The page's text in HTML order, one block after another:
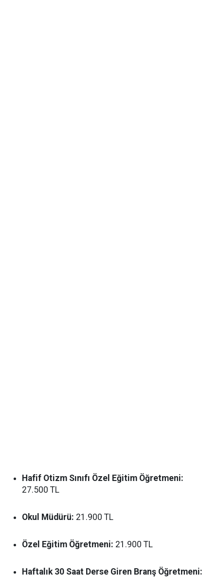
Hafif Otizm Sınıfı Özel Eğitim Öğretmeni:
27.500 TL
Okul Müdürü: 21.900 TL
Özel Eğitim Öğretmeni: 21.900 TL
Haftalık 30 Saat Derse Giren Branş Öğretmeni: